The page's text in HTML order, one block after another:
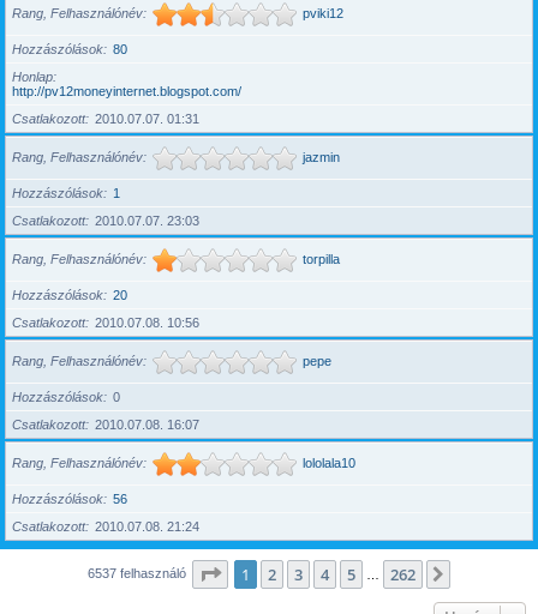
Rang, Felhasználónév pviki12
Hozzászólások
80
Honlap
http://pv12moneyinternet.blogspot.com/
Csatlakozott
2010.07.07. 01:31
Rang, Felhasználónév jazmin
Hozzászólások
1
Csatlakozott
2010.07.07. 23:03
Rang, Felhasználónév torpilla
Hozzászólások
20
Csatlakozott
2010.07.08. 10:56
Rang, Felhasználónév pepe
Hozzászólások
0
Csatlakozott
2010.07.08. 16:07
Rang, Felhasználónév lololala10
Hozzászólások
56
Csatlakozott
2010.07.08. 21:24
6537 felhasználó Oldal:1 262
1 2 3 4 5 262